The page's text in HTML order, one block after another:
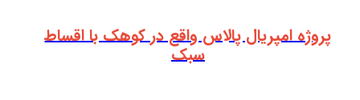
پروژه امپریال پالاس واقع در کوهک با اقساط
سبک